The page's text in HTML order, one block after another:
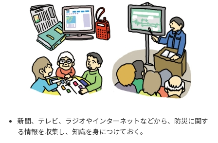
新聞、テレビ、ラジオやインターネットなどから、防災に関す
る情報を収集し、知識を身につけておく。